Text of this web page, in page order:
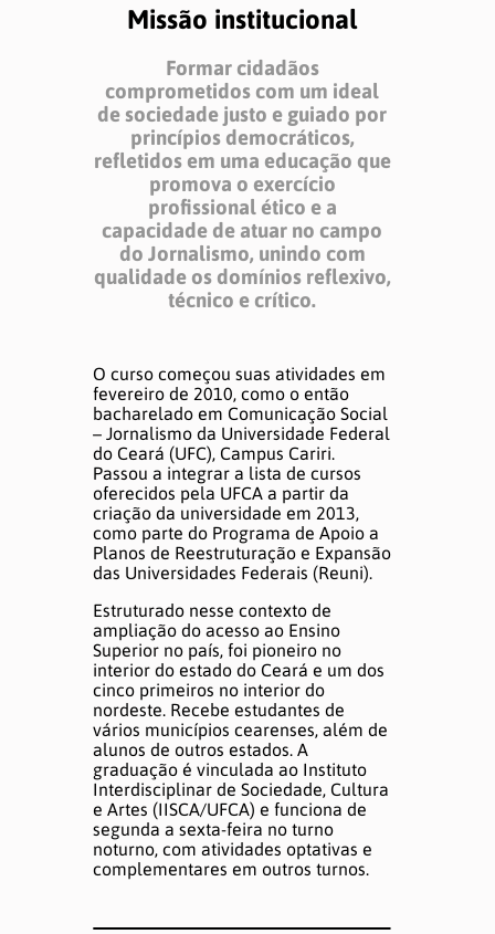
Missão institucional
Formar cidadãos
comprometidos com um ideal
de sociedade justo e guiado por
princípios democráticos,
refletidos em uma educação que
promova o exercício
profissional ético e a
capacidade de atuar no campo
do Jornalismo, unindo com
qualidade os domínios reflexivo,
técnico e crítico.
O curso começou suas atividades em
fevereiro de 2010, como o então
bacharelado em Comunicação Social
– Jornalismo da Universidade Federal
do Ceará (UFC), Campus Cariri.
Passou a integrar a lista de cursos
oferecidos pela UFCA a partir da
criação da universidade em 2013,
como parte do Programa de Apoio a
Planos de Reestruturação e Expansão
das Universidades Federais (Reuni).
Estruturado nesse contexto de
ampliação do acesso ao Ensino
Superior no país, foi pioneiro no
interior do estado do Ceará e um dos
cinco primeiros no interior do
nordeste. Recebe estudantes de
vários municípios cearenses, além de
alunos de outros estados. A
graduação é vinculada ao Instituto
Interdisciplinar de Sociedade, Cultura
e Artes (IISCA/UFCA) e funciona de
segunda a sexta-feira no turno
noturno, com atividades optativas e
complementares em outros turnos.